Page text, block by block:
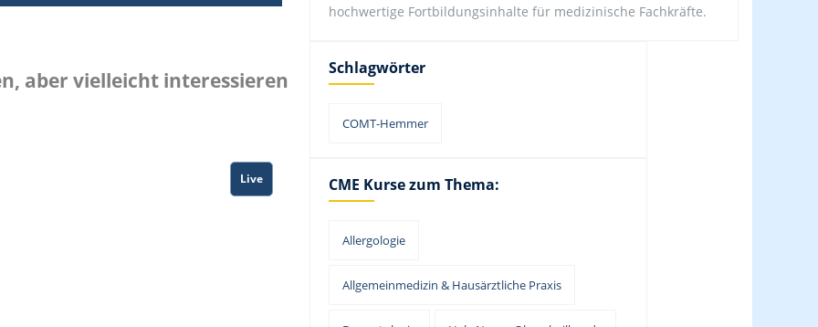
hochwertige Fortbildungsinhalte für medizinische Fachkräfte.
aber vielleicht interessieren
Live
Schlagwörter
COMT-Hemmer
CME Kurse zum Thema:
Allergologie
Allgemeinmedizin & Hausärztliche Praxis